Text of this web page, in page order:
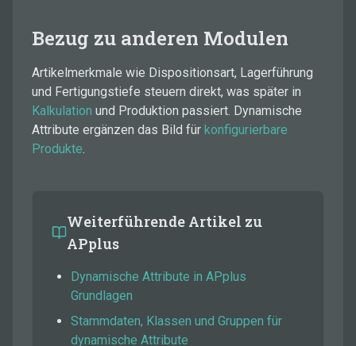
Bezug zu anderen Modulen
Artikelmerkmale wie Dispositionsart, Lagerführung
und Fertigungstiefe steuern direkt, was später in
Kalkulation und Produktion passiert. Dynamische
Attribute ergänzen das Bild für konfigurierbare
Produkte.
Weiterführende Artikel zu
APplus
Dynamische Attribute in APplus
Grundlagen
Stammdaten, Klassen und Gruppen für
dynamische Attribute